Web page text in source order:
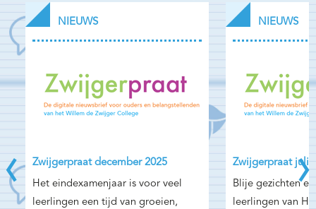
NIEUWS
Zwijgerpraat december 2025
Het eindexamenjaar is voor veel
leerlingen een tijd van groeien,
NIEUWS
Zwijgerpraat juli
Blije gezichten
leerlingen van
‹ ›